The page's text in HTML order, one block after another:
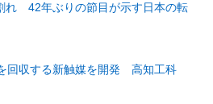
れ 42年ぶりの節目が示す日本の転
回収する新触媒を開発 高知工科